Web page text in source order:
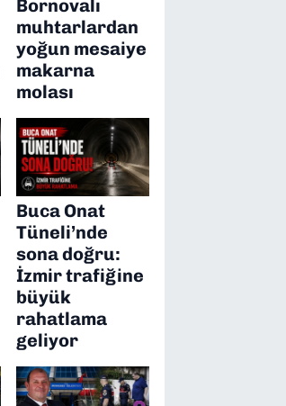
Bornovalı
muhtarlardan
yoğun mesaiye
makarna
molası
Buca Onat
Tüneli’nde
sona doğru:
İzmir trafiğine
büyük
rahatlama
geliyor